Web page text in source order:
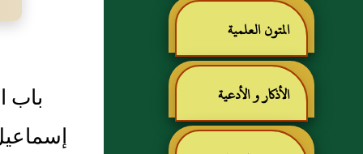
المتون العلمية
الأذكار و الأدعية
باب